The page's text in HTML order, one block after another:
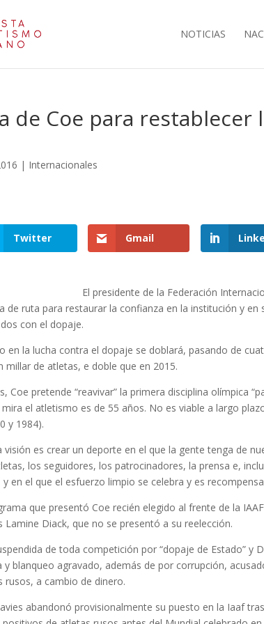
NOTICIAS
de Coe para restablecer
| Internacionales
Twitter Gmail
El presidente de la Federación
de ruta para restaurar la confianza en la institución y
con el dopaje.
en la lucha contra el dopaje se doblará, pasando de
millar de atletas, e doble que en 2015.
Coe pretende “reavivar” la primera disciplina olímpica
el atletismo es de 55 años. No es viable a largo
y 1984).
visión es crear un deporte en el que la gente tenga de
los seguidores, los patrocinadores, la prensa e,
en el que el esfuerzo limpio se celebra y es
que presentó Coe recién elegido al frente de la
Lamine Diack, que no se presentó a su reelección.
de toda competición por “dopaje de Estado” y
blanqueo agravado, además de por corrupción,
a cambio de dinero.
abandonó provisionalmente su puesto en la Iaaf